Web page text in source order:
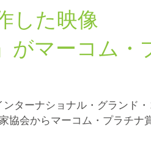
した映像
がマーコム・
ターナショナル・グランド
会からマーコム・プラチナ